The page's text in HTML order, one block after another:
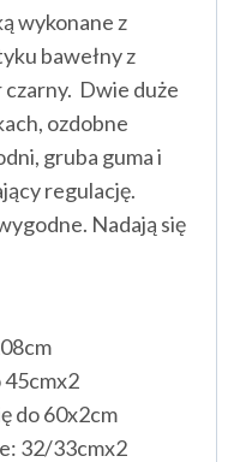
wykonane z
bawełny z
czarny. Dwie duże
ozdobne
gruba guma i
regulację.
Nadają się
45cmx2
do 60x2cm
32/33cmx2